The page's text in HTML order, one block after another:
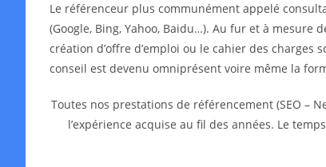
Le référenceur plus communément appelé
(Google, Bing, Yahoo, Baidu…). Au fur et à mesure
création d’offre d’emploi ou le cahier des
conseil est devenu omniprésent voire même la
Toutes nos prestations de référencement (SEO –
l’expérience acquise au fil des années. Le